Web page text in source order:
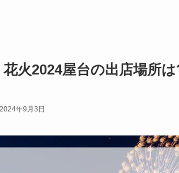
火2024屋台の出店場所
2024年9月3日